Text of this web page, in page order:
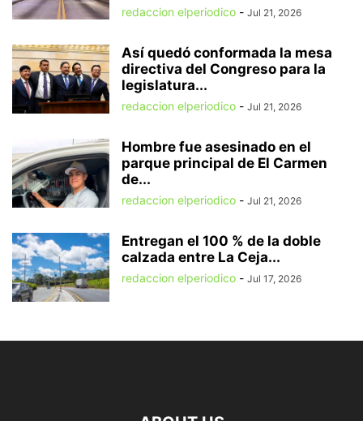
redaccion elperiodico - Jul 21, 2026
Así quedó conformada la mesa
directiva del Congreso para la
legislatura...
redaccion elperiodico - Jul 21, 2026
Hombre fue asesinado en el
parque principal de El Carmen
de...
redaccion elperiodico - Jul 21, 2026
Entregan el 100 % de la doble
calzada entre La Ceja...
redaccion elperiodico - Jul 17, 2026